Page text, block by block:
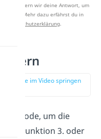
speichern wir deine Antwort, um
Mehr dazu erfährst du in
Datenschutzerklärung.
zur Stelle im Video springen
Methode, um die
Funktion 3. oder